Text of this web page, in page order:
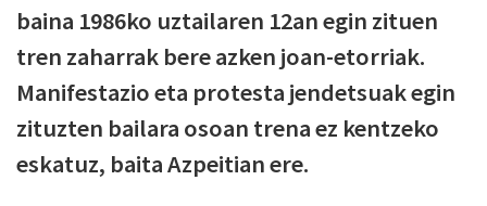
baina 1986ko uztailaren 12an egin zituen
tren zaharrak bere azken joan-etorriak.
Manifestazio eta protesta jendetsuak egin
zituzten bailara osoan trena ez kentzeko
eskatuz, baita Azpeitian ere.